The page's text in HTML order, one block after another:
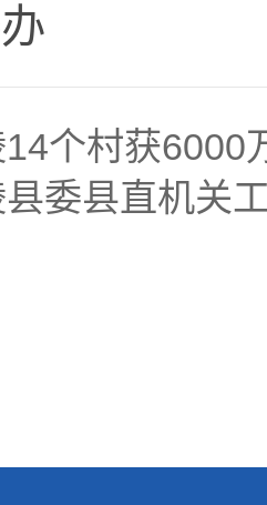
个村获6000
委县直机关